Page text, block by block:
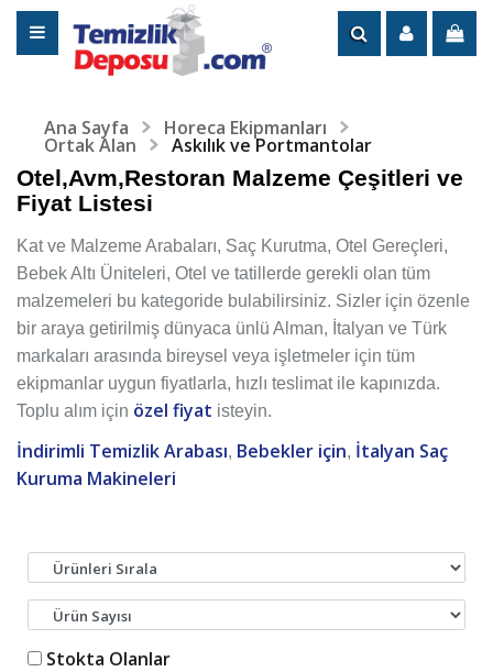
Ana Sayfa Horeca Ekipmanları
Ortak Alan Askılık ve Portmantolar
Otel,Avm,Restoran Malzeme Çeşitleri ve
Fiyat Listesi
Kat ve Malzeme Arabaları, Saç Kurutma, Otel Gereçleri,
Bebek Altı Üniteleri, Otel ve tatillerde gerekli olan tüm
malzemeleri bu kategoride bulabilirsiniz. Sizler için özenle
bir araya getirilmiş dünyaca ünlü Alman, İtalyan ve Türk
markaları arasında bireysel veya işletmeler için tüm
ekipmanlar uygun fiyatlarla, hızlı teslimat ile kapınızda.
Toplu alım için özel fiyat isteyin.
İndirimli Temizlik Arabası, Bebekler için, İtalyan Saç
Kuruma Makineleri
Stokta Olanlar